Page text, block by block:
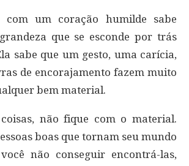
com um coração humilde sabe
que se esconde por trás
sabe que um gesto, uma carícia,
de encorajamento fazem muito
bem material.
não fique com o material.
boas que tornam seu mundo
não conseguir encontrá-las,